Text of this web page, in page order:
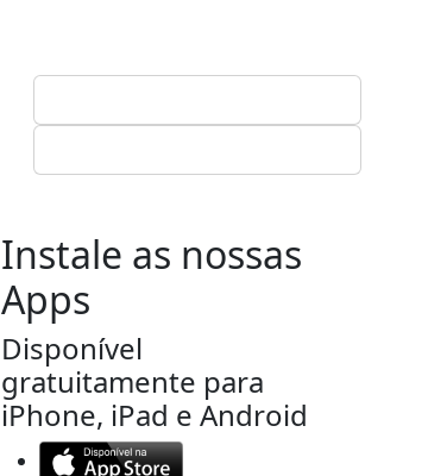
Instale as nossas
Apps
Disponível
gratuitamente para
iPhone, iPad e Android